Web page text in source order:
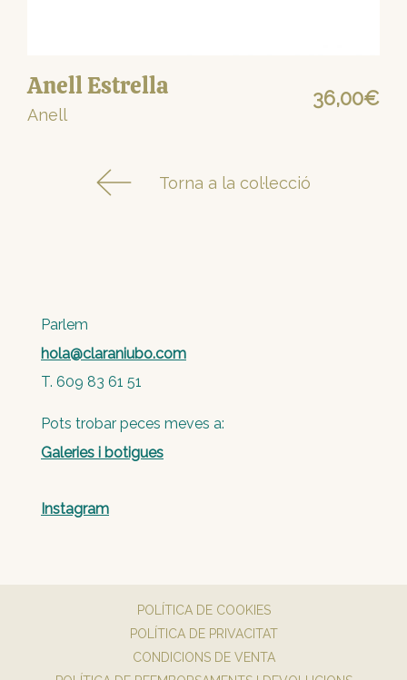
Anell Estrella
Anell
36,00€
Torna a la col·lecció
Parlem
hola@claraniubo.com
T. 609 83 61 51
Pots trobar peces meves a:
Galeries i botigues
Instagram
POLÍTICA DE COOKIES
POLÍTICA DE PRIVACITAT
CONDICIONS DE VENTA